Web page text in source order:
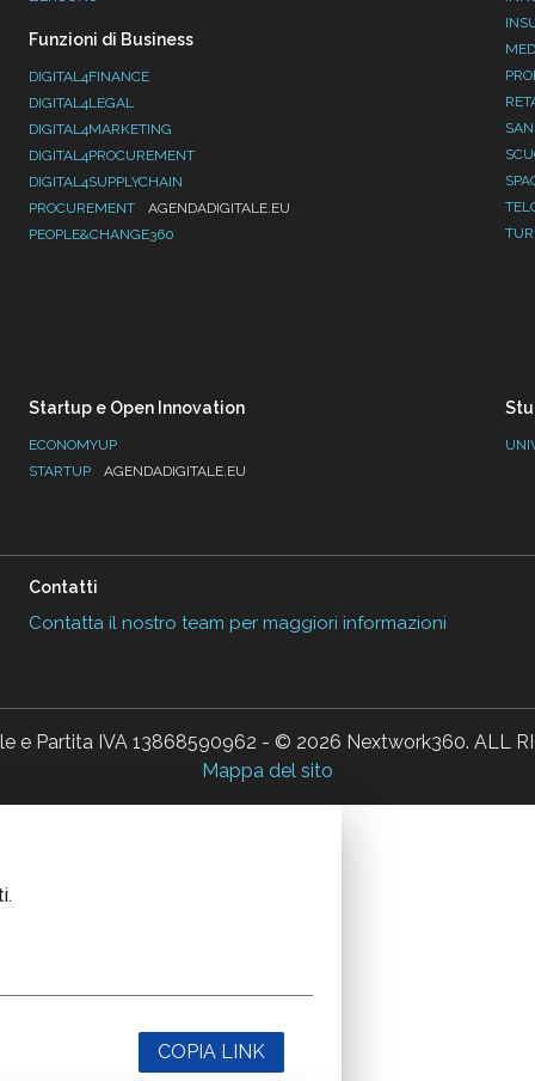
Funzioni di Business
DIGITAL4FINANCE
DIGITAL4LEGAL
DIGITAL4MARKETING
DIGITAL4PROCUREMENT
DIGITAL4SUPPLYCHAIN
PROCUREMENT
AGENDADIGITALE.EU
PEOPLE&CHANGE360
Startup e Open Innovation
ECONOMYUP
STARTUP
AGENDADIGITALE.EU
Contatti
Contatta il nostro team per maggiori informazioni
e Partita IVA 13868590962 - © 2026 Nextwork360. ALL
Mappa del sito
COPIA LINK